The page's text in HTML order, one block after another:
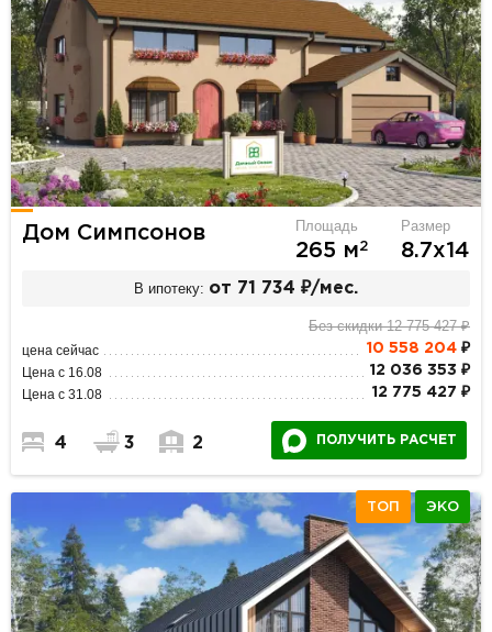
Дом Симпсонов Площадь
265 м2
Размер
8.7х14
В ипотеку: от 71 734 ₽/мес.
Без скидки 12 775 427 ₽
цена сейчас 10 558 204₽
Цена с 16.08 12 036 353 ₽
Цена с 31.08 12 775 427 ₽
4 3 2 ПОЛУЧИТЬ РАСЧЕТ
ТОП ЭКО